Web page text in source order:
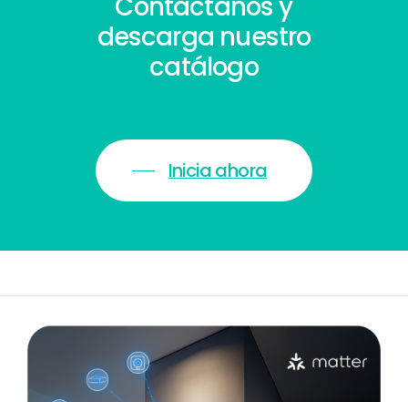
descarga nuestro
catálogo
Inicia ahora